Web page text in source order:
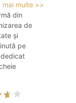
mai multe >>
din
de
și
pe